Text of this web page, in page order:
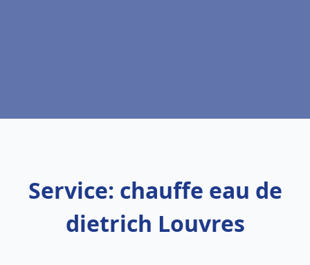
Service: chauffe eau de
dietrich Louvres